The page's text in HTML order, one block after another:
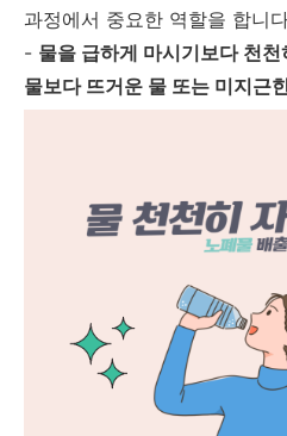
과정에서 중요한 역할을 합니
- 물을 급하게 마시기보다 천
물보다 뜨거운 물 또는 미지근